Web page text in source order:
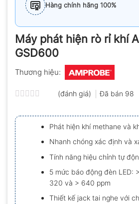
Hàng chính hãng 100%
Máy phát hiện rò rỉ khí
GSD600
Thương hiệu:
xếp
hạng
0.0
5
sao
(đánh giá) Đã bán 98
Phát hiện khí methane và
Nhanh chóng xác định và
Tính năng hiệu chỉnh tự
5 mức báo động đèn LED:
320 và > 640 ppm
Thiết kế jack tai nghe với